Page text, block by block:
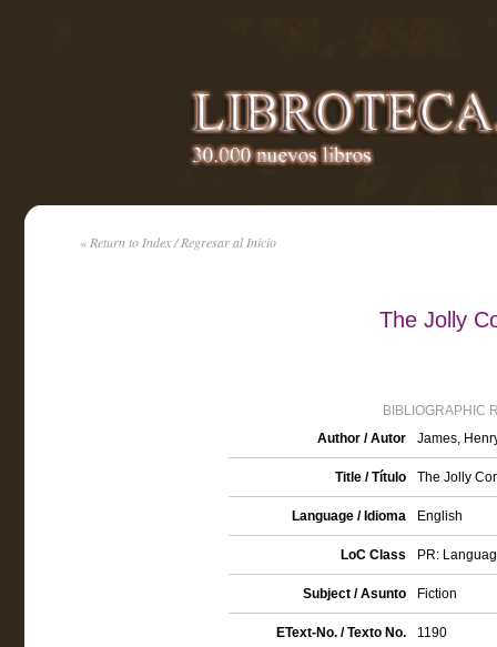
« Return to Index / Regresar al Inicio
The Jolly
BIBLIOGRAPHIC
Author / Autor
James,
Title / Título The Jolly
Language / Idioma English
LoC Class PR:
Subject / Asunto Fiction
EText-No. / Texto No. 1190